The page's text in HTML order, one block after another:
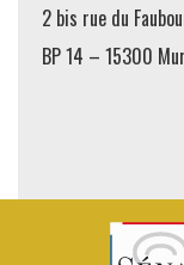
2 bis rue du
BP 14 – 15300